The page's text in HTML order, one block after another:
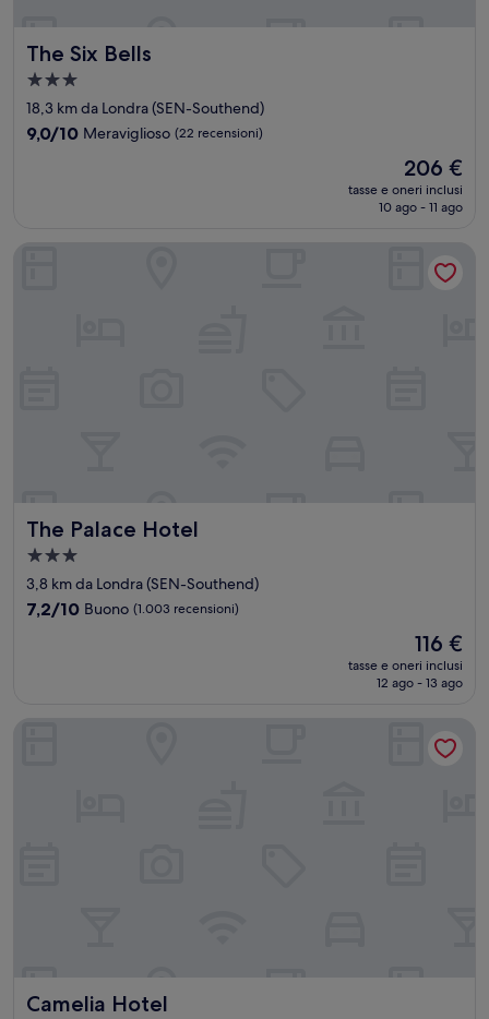
The Six Bells
The Six Bells
Struttura
a
3.0
18,3 km da Londra (SEN-Southend)
9.0
9,0/10 Meraviglioso (22 recensioni)
Il
prezzo
attuale
206 €
206 €
tasse e oneri inclusi
10 ago - 11 ago
The Palace Hotel
The Palace Hotel
Struttura
a
3.0
stelle
3,8 km da Londra (SEN-Southend)
7.2
7,2/10 Buono (1.003 recensioni)
Il
prezzo
attuale
116 €
tasse e oneri inclusi
12 ago - 13 ago
Camelia Hotel
Camelia Hotel
Camelia Hotel